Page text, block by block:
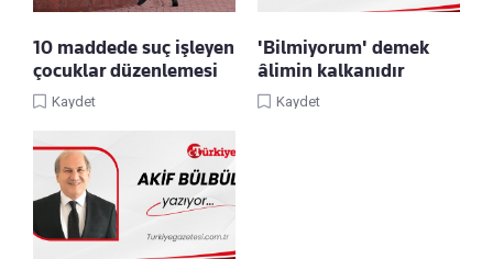
10 maddede suç işleyen
çocuklar düzenlemesi
Kaydet
'Bilmiyorum' demek
âlimin kalkanıdır
Kaydet